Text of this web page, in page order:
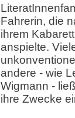
Fahrerin, die
ihrem
anspielte.
andere - wie
Wigmann -
ihre Zwecke